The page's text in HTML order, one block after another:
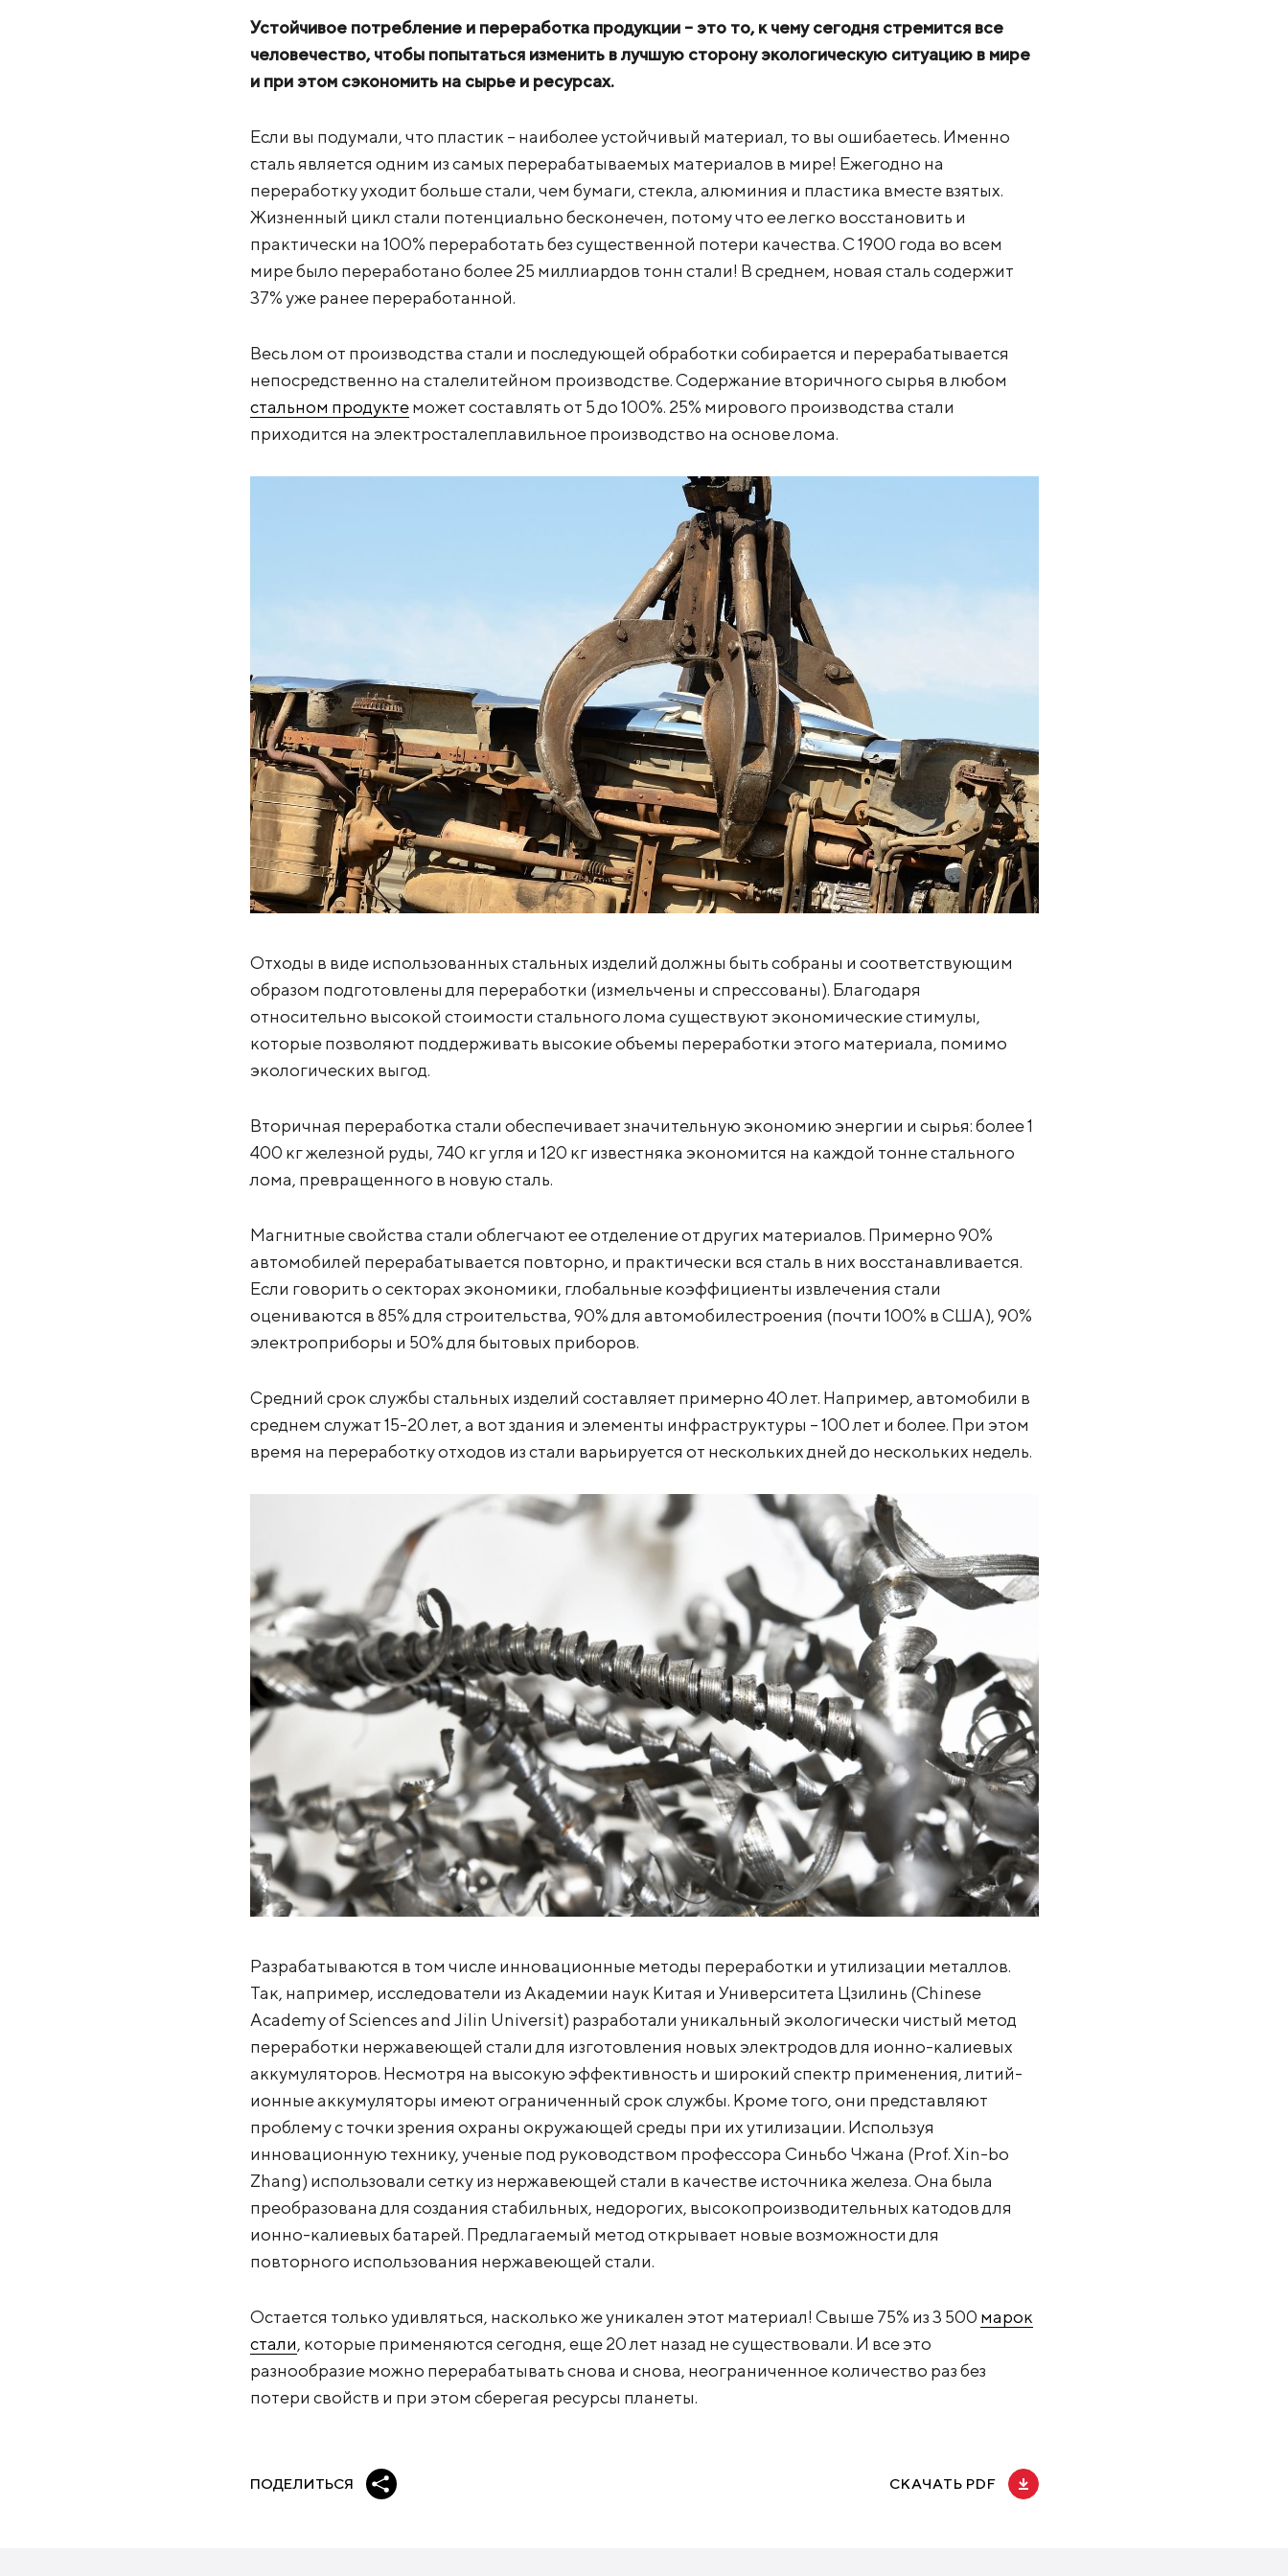
Устойчивое потребление и переработка продукции – это то, к чему сегодня стремится все
человечество, чтобы попытаться изменить в лучшую сторону экологическую ситуацию в мире
и при этом сэкономить на сырье и ресурсах.
Если вы подумали, что пластик – наиболее устойчивый материал, то вы ошибаетесь. Именно
сталь является одним из самых перерабатываемых материалов в мире! Ежегодно на
переработку уходит больше стали, чем бумаги, стекла, алюминия и пластика вместе взятых.
Жизненный цикл стали потенциально бесконечен, потому что ее легко восстановить и
практически на 100% переработать без существенной потери качества. С 1900 года во всем
мире было переработано более 25 миллиардов тонн стали! В среднем, новая сталь содержит
37% уже ранее переработанной.
Весь лом от производства стали и последующей обработки собирается и перерабатывается
непосредственно на сталелитейном производстве. Содержание вторичного сырья в любом
стальном продуктеможет составлять от 5 до 100%. 25% мирового производства стали
приходится на электросталеплавильное производство на основе лома.
Отходы в виде использованных стальных изделий должны быть собраны и соответствующим
образом подготовлены для переработки (измельчены и спрессованы). Благодаря
относительно высокой стоимости стального лома существуют экономические стимулы,
которые позволяют поддерживать высокие объемы переработки этого материала, помимо
экологических выгод.
Вторичная переработка стали обеспечивает значительную экономию энергии и сырья: более 1
400 кг железной руды, 740 кг угля и 120 кг известняка экономится на каждой тонне стального
лома, превращенного в новую сталь.
Магнитные свойства стали облегчают ее отделение от других материалов. Примерно 90%
автомобилей перерабатывается повторно, и практически вся сталь в них восстанавливается.
Если говорить о секторах экономики, глобальные коэффициенты извлечения стали
оцениваются в 85% для строительства, 90% для автомобилестроения (почти 100% в США), 90%
электроприборы и 50% для бытовых приборов.
Средний срок службы стальных изделий составляет примерно 40 лет. Например, автомобили в
среднем служат 15-20 лет, а вот здания и элементы инфраструктуры – 100 лет и более. При этом
время на переработку отходов из стали варьируется от нескольких дней до нескольких недель.
Разрабатываются в том числе инновационные методы переработки и утилизации металлов.
Так, например, исследователи из Академии наук Китая и Университета Цзилинь (Chinese
Academy of Sciences and Jilin Universit) разработали уникальный экологически чистый метод
переработки нержавеющей стали для изготовления новых электродов для ионно-калиевых
аккумуляторов. Несмотря на высокую эффективность и широкий спектр применения, литий-
ионные аккумуляторы имеют ограниченный срок службы. Кроме того, они представляют
проблему с точки зрения охраны окружающей среды при их утилизации. Используя
инновационную технику, ученые под руководством профессора Синьбо Чжана (Prof. Xin-bo
Zhang) использовали сетку из нержавеющей стали в качестве источника железа. Она была
преобразована для создания стабильных, недорогих, высокопроизводительных катодов для
ионно-калиевых батарей. Предлагаемый метод открывает новые возможности для
повторного использования нержавеющей стали.
Остается только удивляться, насколько же уникален этот материал! Свыше 75% из 3 500 марок
стали, которые применяются сегодня, еще 20 лет назад не существовали. И все это
разнообразие можно перерабатывать снова и снова, неограниченное количество раз без
потери свойств и при этом сберегая ресурсы планеты.
ПОДЕЛИТЬСЯ СКАЧАТЬ PDF